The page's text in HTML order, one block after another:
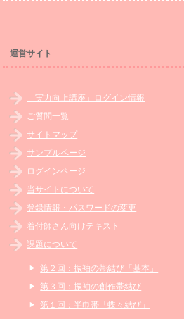
運営サイト
「実力向上講座」ログイン情報
ご質問一覧
サイトマップ
サンプルページ
ログインページ
当サイトについて
登録情報・パスワードの変更
着付師さん向けテキスト
課題について
第２回：振袖の帯結び「基本」
第３回：振袖の創作帯結び
第１回：半巾帯「蝶々結び」